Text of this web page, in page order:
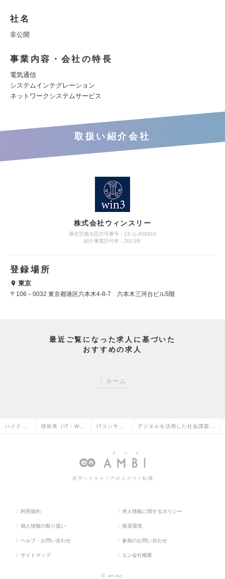
社名
非公開
事業内容・会社の特長
電気通信
システムインテグレーション
ネットワークシステムサービス
取扱い紹介会社
株式会社ウィンスリー
厚生労働大臣許可番号：13-ユ-305810
紹介事業許可年：2013年
登録場所
東京
〒106－0032 東京都港区六本木4-8-7 六本木三河台ビル5階
最近ご覧になった求人に基づいた
おすすめの求人
ホーム
ハイクラ 技術系（IT・We ITコンサル デジタルを活用した社会課題解
若手ハイキャリアのスカウト転職
利用規約 求人情報に関するポリシー
個人情報の取り扱い 推奨環境
ヘルプ・お問い合わせ 参画のお問い合わせ
サイトマップ エン会社概要
© en Inc.